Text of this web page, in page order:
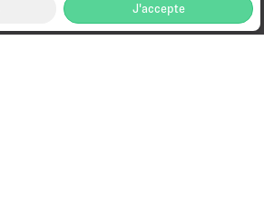
J'accepte
Politique de confidentialité